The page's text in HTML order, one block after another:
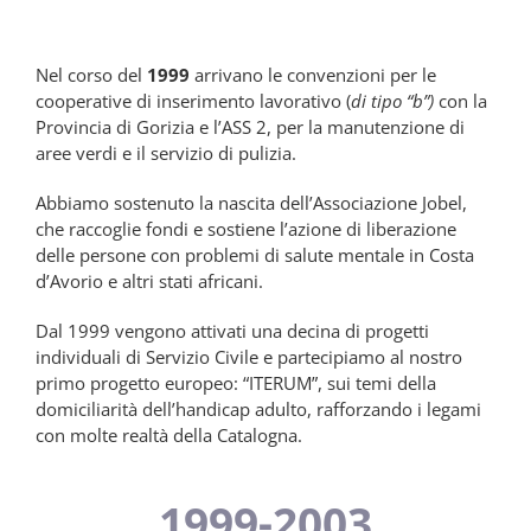
Nel corso del 1999 arrivano le convenzioni per le
cooperative di inserimento lavorativo (di tipo “b”) con la
Provincia di Gorizia e l’ASS 2, per la manutenzione di
aree verdi e il servizio di pulizia.
Abbiamo sostenuto la nascita dell’Associazione Jobel,
che raccoglie fondi e sostiene l’azione di liberazione
delle persone con problemi di salute mentale in Costa
d’Avorio e altri stati africani.
Dal 1999 vengono attivati una decina di progetti
individuali di Servizio Civile e partecipiamo al nostro
primo progetto europeo: “ITERUM”, sui temi della
domiciliarità dell’handicap adulto, rafforzando i legami
con molte realtà della Catalogna.